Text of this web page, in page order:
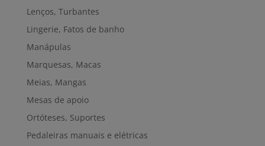
Lenços, Turbantes
Lingerie, Fatos de banho
Manápulas
Marquesas, Macas
Meias, Mangas
Mesas de apoio
Ortóteses, Suportes
Pedaleiras manuais e elétricas